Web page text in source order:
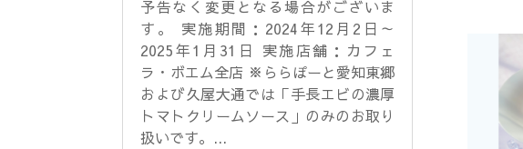
予告なく変更となる場合がございま
す。 実施期間：2024年12月2日～
2025年1月31日 実施店舗：カフェ
ラ・ボエム全店 ※ららぽーと愛知東郷
および久屋大通では「手長エビの濃厚
トマトクリームソース」のみのお取り
扱いです。...